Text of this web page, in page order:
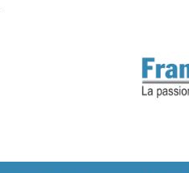
La lingua corrente è: